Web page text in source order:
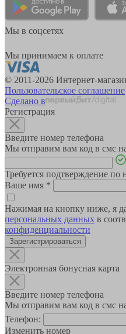
Мы в соцсетях
Мы принимаем к оплате
© 2011-2026 Интернет-
Пользовательское соглашение
Сделано в
Регистрация
Введите номер телефона
Мы отправим вам код в смс
Требуется подтверждение по
Ваше имя *
Нажимая на кнопку ниже, я
персональных данных в
конфиденциальности
Зарегистрироваться
Электронная бонусная карта
Введите номер телефона
Мы отправим вам код в смс
Телефон:
Изменить номер